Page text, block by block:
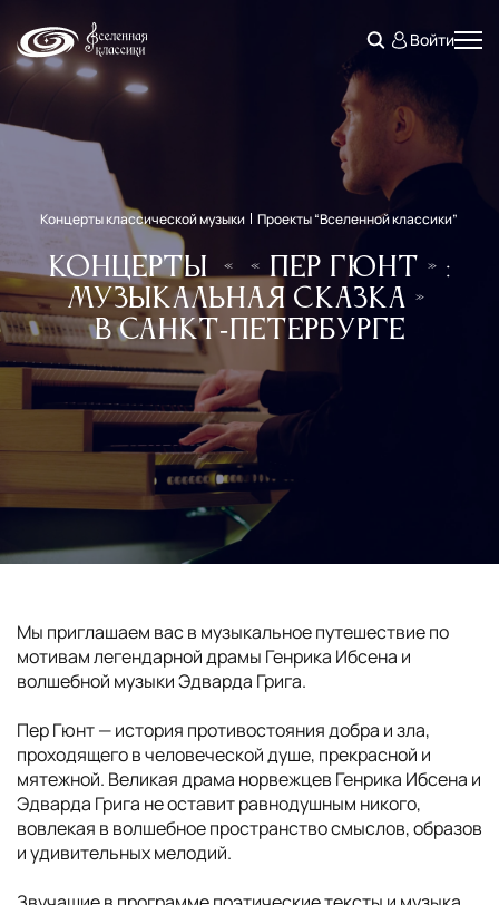
Войти
Концерты классической музыки Проекты “Вселенной классики”
Концерты ««Пер Гюнт»:
Музыкальная сказка»
в Санкт‑Петербурге
Мы приглашаем вас в музыкальное путешествие по
мотивам легендарной драмы Генрика Ибсена и
волшебной музыки Эдварда Грига.
Пер Гюнт — история противостояния добра и зла,
проходящего в человеческой душе, прекрасной и
мятежной. Великая драма норвежцев Генрика Ибсена и
Эдварда Грига не оставит равнодушным никого,
вовлекая в волшебное пространство смыслов, образов
и удивительных мелодий.